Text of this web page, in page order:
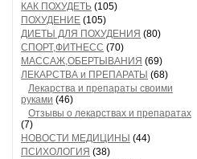
КАК ПОХУДЕТЬ (105)
ПОХУДЕНИЕ (105)
ДИЕТЫ ДЛЯ ПОХУДЕНИЯ (80)
СПОРТ,ФИТНЕСС (70)
МАССАЖ,ОБЕРТЫВАНИЯ (69)
ЛЕКАРСТВА и ПРЕПАРАТЫ (68)
Лекарства и препараты своими
руками (46)
Отзывы о лекарствах и препаратах
(7)
НОВОСТИ МЕДИЦИНЫ (44)
ПСИХОЛОГИЯ (38)